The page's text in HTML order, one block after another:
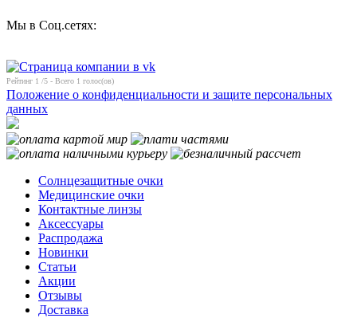
Мы в Соц.сетях:
Рейтинг 1 /5 - Всего 1 голос(ов)
Положение о конфиденциальности и защите персональных
данных
Солнцезащитные очки
Медицинские очки
Контактные линзы
Аксессуары
Распродажа
Новинки
Статьи
Акции
Отзывы
Доставка